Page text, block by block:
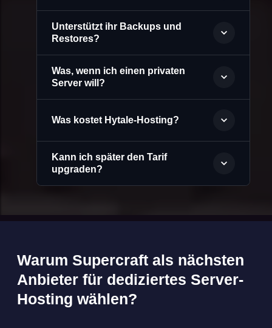
Unterstützt ihr Backups und
Restores?
Was, wenn ich einen privaten
Server will?
Was kostet Hytale-Hosting?
Kann ich später den Tarif
upgraden?
Warum Supercraft als nächsten
Anbieter für dediziertes Server-
Hosting wählen?